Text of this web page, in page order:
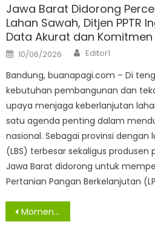
Jawa Barat Didorong
Lahan Sawah, Ditjen PPTR
Data Akurat dan Komitmen
Posted
on
10/06/2026 Author
Editor1
Bandung, buanapagi.com – Di
kebutuhan pembangunan dan
upaya menjaga keberlanjutan
satu agenda penting dalam
nasional. Sebagai provinsi dengan
(LBS) terbesar sekaligus produsen
Jawa Barat didorong untuk
Pertanian Pangan Berkelanjutan
Navigasi
Momentum May Day 2026, Bupati Asahan Tegaskan Perlindungan Terhadap Hak Buruh